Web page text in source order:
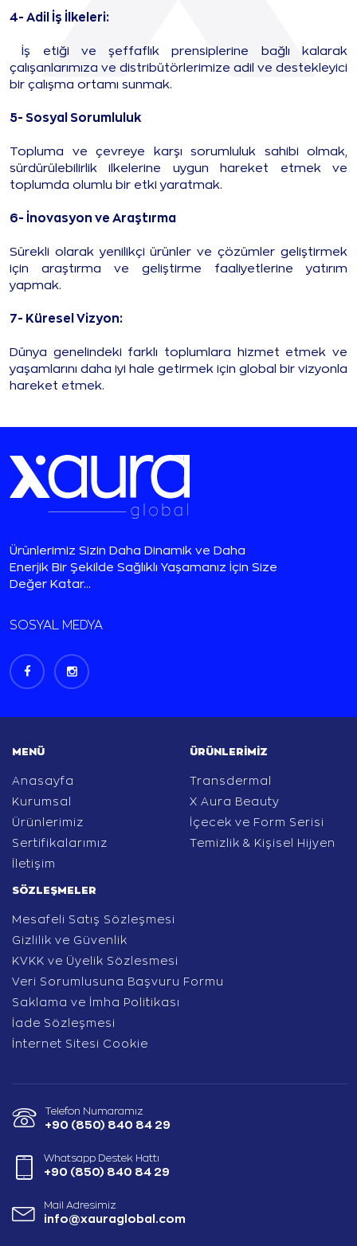
4- Adil İş İlkeleri:
İş etiği ve şeffaflık prensiplerine bağlı kalarak
çalışanlarımıza ve distribütörlerimize adil ve destekleyici
bir çalışma ortamı sunmak.
5- Sosyal Sorumluluk
Topluma ve çevreye karşı sorumluluk sahibi olmak,
sürdürülebilirlik ilkelerine uygun hareket etmek ve
toplumda olumlu bir etki yaratmak.
6- İnovasyon ve Araştırma
Sürekli olarak yenilikçi ürünler ve çözümler geliştirmek
için araştırma ve geliştirme faaliyetlerine yatırım
yapmak.
7- Küresel Vizyon:
Dünya genelindeki farklı toplumlara hizmet etmek ve
yaşamlarını daha iyi hale getirmek için global bir vizyonla
hareket etmek.
Ürünlerimiz Sizin Daha Dinamik ve Daha
Enerjik Bir Şekilde Sağlıklı Yaşamanız İçin Size
Değer Katar...
SOSYAL MEDYA
MENÜ
Anasayfa
Kurumsal
Ürünlerimiz
Sertifikalarımız
İletişim
ÜRÜNLERIMIZ
Transdermal
X Aura Beauty
İçecek ve Form Serisi
Temizlik & Kişisel Hijyen
SÖZLEŞMELER
Mesafeli Satış Sözleşmesi
Gizlilik ve Güvenlik
KVKK ve Üyelik Sözlesmesi
Veri Sorumlusuna Başvuru Formu
Saklama ve İmha Politikası
İade Sözleşmesi
İnternet Sitesi Cookie
Telefon Numaramız
+90 (850) 840 84 29
Whatsapp Destek Hattı
+90 (850) 840 84 29
Mail Adresimiz
info@xauraglobal.com